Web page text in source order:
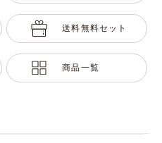
送料無料セット
商品一覧